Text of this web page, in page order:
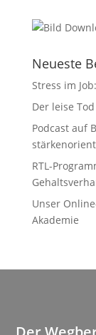
Neueste
Stress im
Der leise
Podcast auf
RTL-
Unser
Akademie